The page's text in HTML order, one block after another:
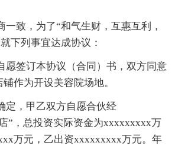
一致，为了“和气生财，互惠互利，
下列事宜达成协议：
愿签订本协议（合同）书，双方同意
作为开设美容院场地。
定，甲乙双方自愿合伙经
”，总投资实际资金为xxxxxxxxx万
万元，乙出资xxxxxxxxx万元。年